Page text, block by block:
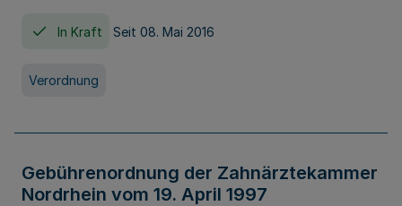
In Kraft Seit 08. Mai 2016
Verordnung
Gebührenordnung der Zahnärztekammer
Nordrhein vom 19. April 1997